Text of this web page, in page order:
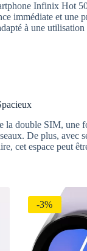
Infinix Hot
immédiate et une
à une
double SIM, une
De plus, avec
cet espace peut
-3%